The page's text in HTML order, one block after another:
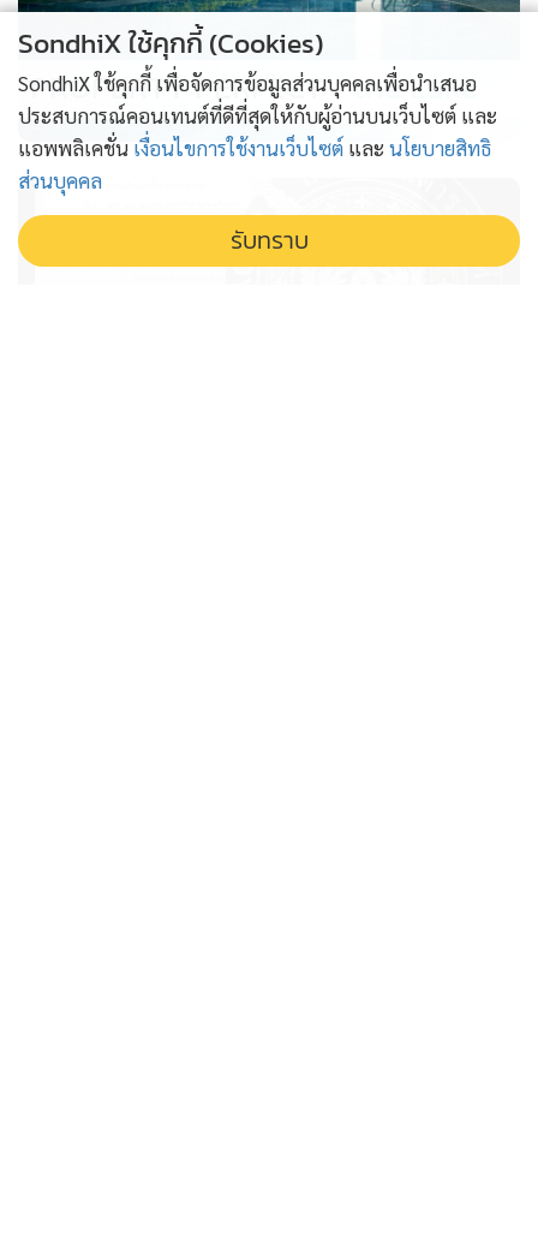
กองกำลังบูรพา (ผบ.ฉก.อรัญประเทศ กกล.บูรพา)​ ยังคงสั่งการ
ให้ พ.อ.เมธี คำเต็ม ผบ.ชค.ทพ.12(ผู้บังคับชุดควบคุมกรมทหาร
พรานที่12)และ ร.ท.สาโรจน์ โยธา ผบ.ร้อย ทพ.1201(ผู้บังคับ
กองร้อยทหารพรานที่1201) นำกำลังพล ร้อย ทพ.1201 และ
ชค.ทพ.12 ตั้งจุดตรวจสแกนคนไทยที่จะเดินทางไปกัมพูชา
บริเวณอาคารผู้โดยสารขาออก ด่าน ตม.อรัญประเทศ
เพื่อสกัดกั้นไม่ให้นักพนันชาวไทยเดินทางออกไปบ่อนกาสิโนฝั่ง
PROPERTY PERFECT -the Lake
SondhiX ใช้คุกกี้ (Cookies)
SondhiX ใช้คุกกี้ เพื่อจัดการข้อมูลส่วนบุคคลเพื่อนำเสนอ
ประสบการณ์คอนเทนต์ที่ดีที่สุดให้กับผู้อ่านบนเว็บไซต์ และ
แอพพลิเคชั่น เงื่อนไขการใช้งานเว็บไซต์ และ นโยบายสิทธิ
ส่วนบุคคล
รับทราบ